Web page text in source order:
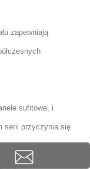
zapewniają
sufitowe, i
serii przyczynia się